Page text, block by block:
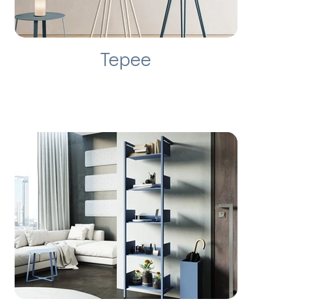
Tepee